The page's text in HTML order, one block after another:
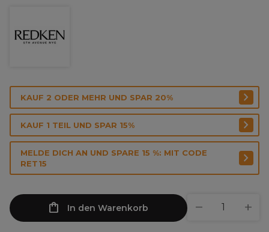
KAUF 2 ODER MEHR UND SPAR 20%
KAUF 1 TEIL UND SPAR 15%
MELDE DICH AN UND SPARE 15 %: MIT CODE
RET15
In den Warenkorb